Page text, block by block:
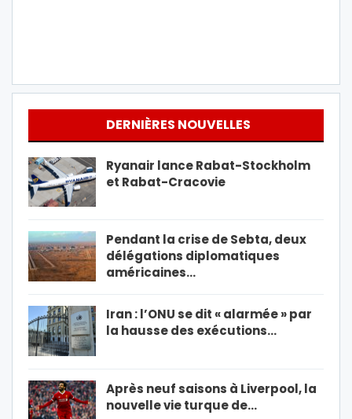
DERNIÈRES NOUVELLES
Ryanair lance Rabat-Stockholm
et Rabat-Cracovie
Pendant la crise de Sebta, deux
délégations diplomatiques
américaines…
Iran : l’ONU se dit « alarmée » par
la hausse des exécutions…
Après neuf saisons à Liverpool, la
nouvelle vie turque de…